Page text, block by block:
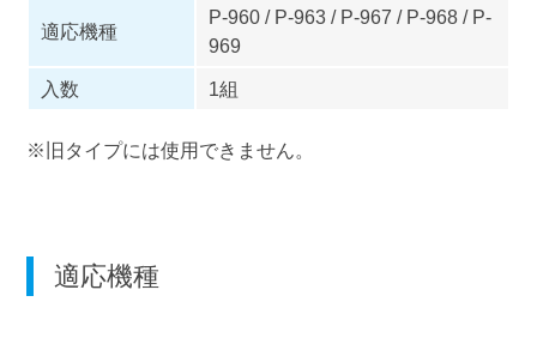
適応機種
P-960 / P-963 / P-967 / P-968 / P-
969
入数
1組
※旧タイプには使用できません。
適応機種